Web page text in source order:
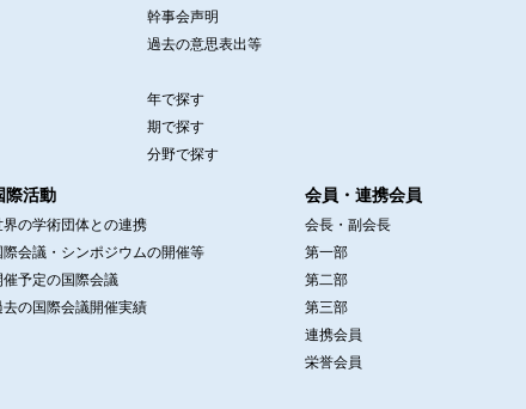
幹事会声明
過去の意思表出等
年で探す
期で探す
分野で探す
際活動
界の学術団体との連携
際会議・シンポジウムの開催等
催予定の国際会議
去の国際会議開催実績
会員・連携会員
会長・副会長
第一部
第二部
第三部
連携会員
栄誉会員